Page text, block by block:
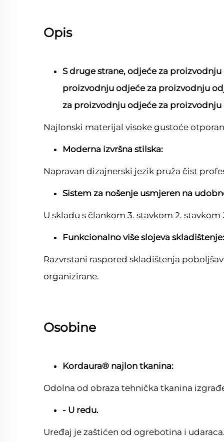
Opis
S druge strane, odjeće za
proizvodnju odjeće za proizvodnju
za proizvodnju odjeće za
Najlonski materijal visoke gustoće
Moderna izvršna stilska:
Napravan dizajnerski jezik pruža čist
Sistem za nošenje usmjeren na
U skladu s člankom 3. stavkom 2. stavkom
Funkcionalno više slojeva skladištenje:
Razvrstani raspored skladištenja
organizirane.
Osobine
Kordaura® najlon tkanina:
Odolna od obraza tehnička tkanina
- U redu.
Uređaj je zaštićen od ogrebotina i